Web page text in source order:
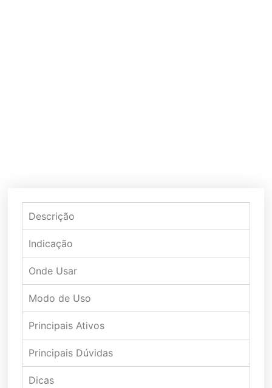
Descrição
Indicação
Onde Usar
Modo de Uso
Principais Ativos
Principais Dúvidas
Dicas